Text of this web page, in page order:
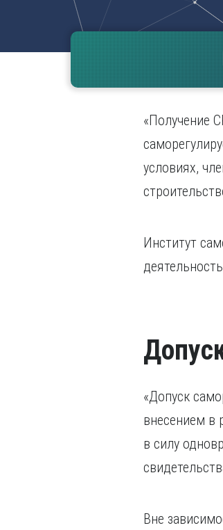
«Получение
условиях,
Институт
«Допуск
внесением в
в силу
Вне